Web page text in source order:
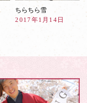
ちらちら雪
2017年1月14日